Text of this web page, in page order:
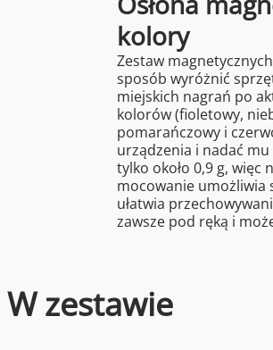
kolory
Zestaw
sposób wyróżnić
miejskich nagrań po
kolorów (fioletowy,
pomarańczowy i
urządzenia i nadać
tylko około 0,9 g, więc
mocowanie umożliwia
ułatwia
zawsze pod ręką i
W zestawie